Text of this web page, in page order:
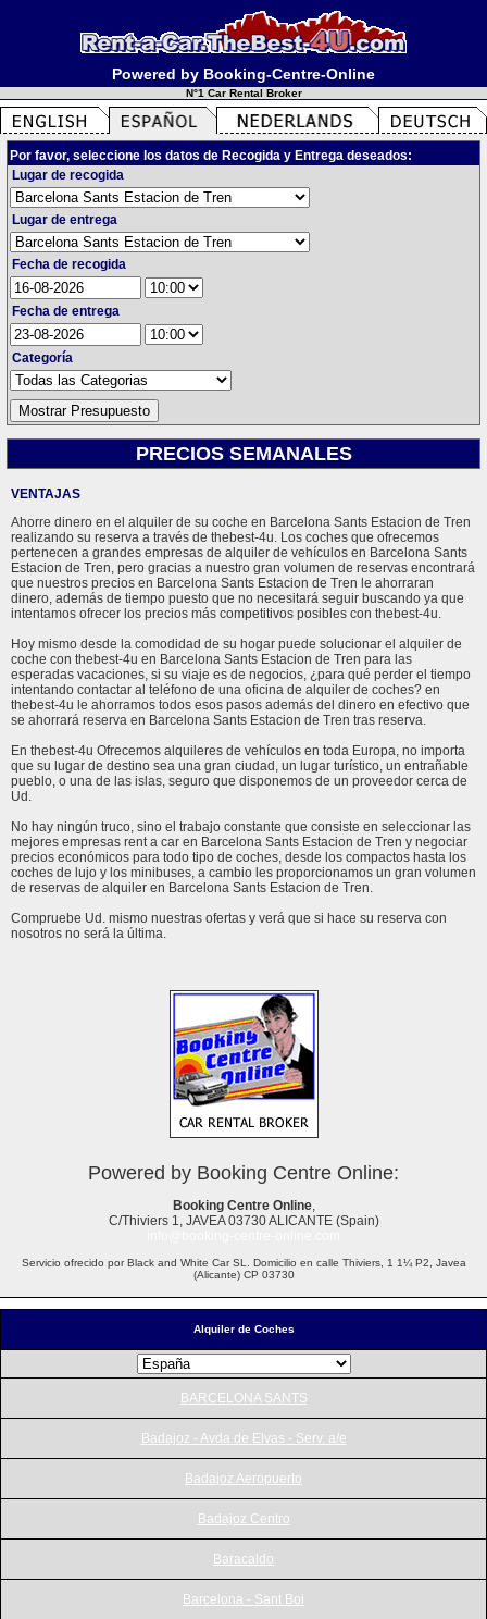
Powered by Booking-Centre-Online
N°1 Car Rental Broker
Alquiler de Coches
BARCELONA SANTS
Badajoz - Avda.de Elvas - Serv. a/e
Badajoz Aeropuerto
Badajoz Centro
Baracaldo
Barcelona - Sant Boi
Por favor, seleccione los datos de Recogida y Entrega deseados:
Lugar de recogida
Lugar de entrega
Fecha de recogida
Fecha de entrega
Categoría
PRECIOS SEMANALES
VENTAJAS
Ahorre dinero en el alquiler de su coche en Barcelona Sants Estacion de Tren
realizando su reserva a través de thebest-4u. Los coches que ofrecemos
pertenecen a grandes empresas de alquiler de vehículos en Barcelona Sants
Estacion de Tren, pero gracias a nuestro gran volumen de reservas encontrará
que nuestros precios en Barcelona Sants Estacion de Tren le ahorraran
dinero, además de tiempo puesto que no necesitará seguir buscando ya que
intentamos ofrecer los precios más competitivos posibles con thebest-4u.
Hoy mismo desde la comodidad de su hogar puede solucionar el alquiler de
coche con thebest-4u en Barcelona Sants Estacion de Tren para las
esperadas vacaciones, si su viaje es de negocios, ¿para qué perder el tiempo
intentando contactar al teléfono de una oficina de alquiler de coches? en
thebest-4u le ahorramos todos esos pasos además del dinero en efectivo que
se ahorrará reserva en Barcelona Sants Estacion de Tren tras reserva.
En thebest-4u Ofrecemos alquileres de vehículos en toda Europa, no importa
que su lugar de destino sea una gran ciudad, un lugar turístico, un entrañable
pueblo, o una de las islas, seguro que disponemos de un proveedor cerca de
Ud.
No hay ningún truco, sino el trabajo constante que consiste en seleccionar las
mejores empresas rent a car en Barcelona Sants Estacion de Tren y negociar
precios económicos para todo tipo de coches, desde los compactos hasta los
coches de lujo y los minibuses, a cambio les proporcionamos un gran volumen
de reservas de alquiler en Barcelona Sants Estacion de Tren.
Compruebe Ud. mismo nuestras ofertas y verá que si hace su reserva con
nosotros no será la última.
Powered by Booking Centre Online:
Booking Centre Online,
C/Thiviers 1, JAVEA 03730 ALICANTE (Spain)
Servicio ofrecido por Black and White Car SL. Domicilio en calle Thiviers, 1 1¼ P2, Javea
(Alicante) CP 03730